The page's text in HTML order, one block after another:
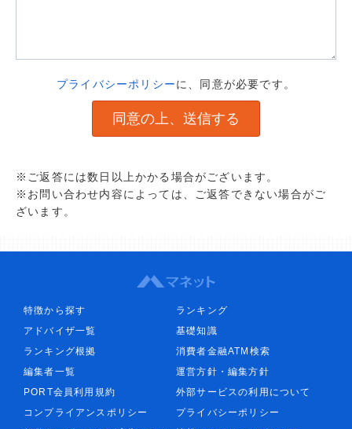
プライバシーポリシーに、同意が必要です。
※ご返答には数日以上かかる場合がございます。
※お問い合わせ内容によっては、ご返答できない場合がご
ざいます。
特徴から探す
ランキング
アドバイザ一覧
基礎知識
ランキング根拠
消費者金融ATM検索
編集者一覧
運営方針・編集方針
PORT会員利用規約
外部サービスの利用について
コンプライアンスポリシー
プライバシーポリシー